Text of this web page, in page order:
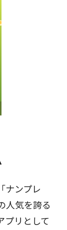
ナンプレ
人気を誇る
プリとして